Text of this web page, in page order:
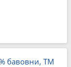
бавовни, ТМ